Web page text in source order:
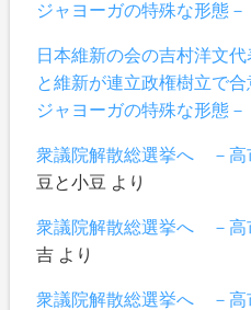
ジャヨーガの特殊な形態－
日本維新の会の吉村洋文
と維新が連立政権樹立で
ジャヨーガの特殊な形態－
衆議院解散総選挙へ －高
豆と小豆 より
衆議院解散総選挙へ －高
吉より
衆議院解散総選挙へ －高